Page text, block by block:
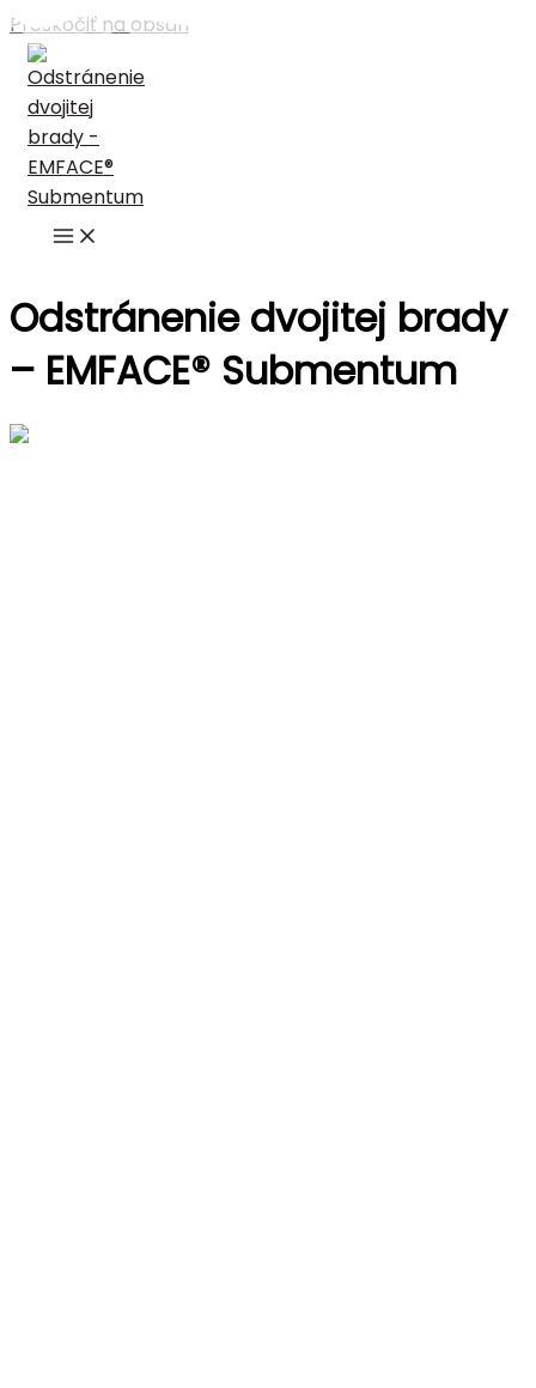
Preskočiť na obsah
Odstránenie dvojitej brady
– EMFACE® Submentum